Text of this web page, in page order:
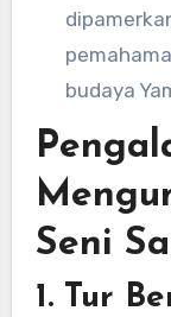
budaya
Seni
1. Tur